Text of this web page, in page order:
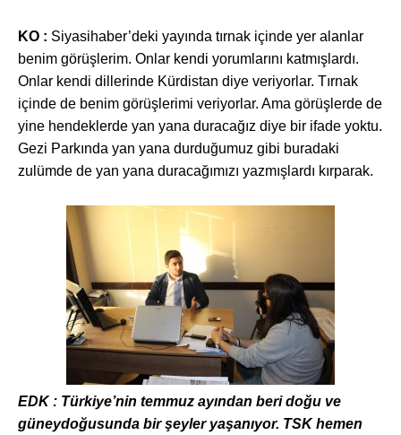
KO : Siyasihaber’deki yayında tırnak içinde yer alanlar
benim görüşlerim. Onlar kendi yorumlarını katmışlardı.
Onlar kendi dillerinde Kürdistan diye veriyorlar. Tırnak
içinde de benim görüşlerimi veriyorlar. Ama görüşlerde de
yine hendeklerde yan yana duracağız diye bir ifade yoktu.
Gezi Parkında yan yana durduğumuz gibi buradaki
zulümde de yan yana duracağımızı yazmışlardı kırparak.
EDK : Türkiye’nin temmuz ayından beri doğu ve
güneydoğusunda bir şeyler yaşanıyor. TSK hemen